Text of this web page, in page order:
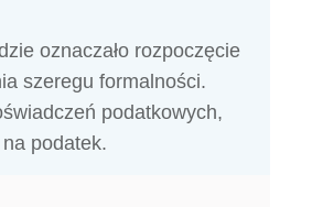
oznaczało rozpoczęcie
szeregu formalności.
podatkowych,
podatek.